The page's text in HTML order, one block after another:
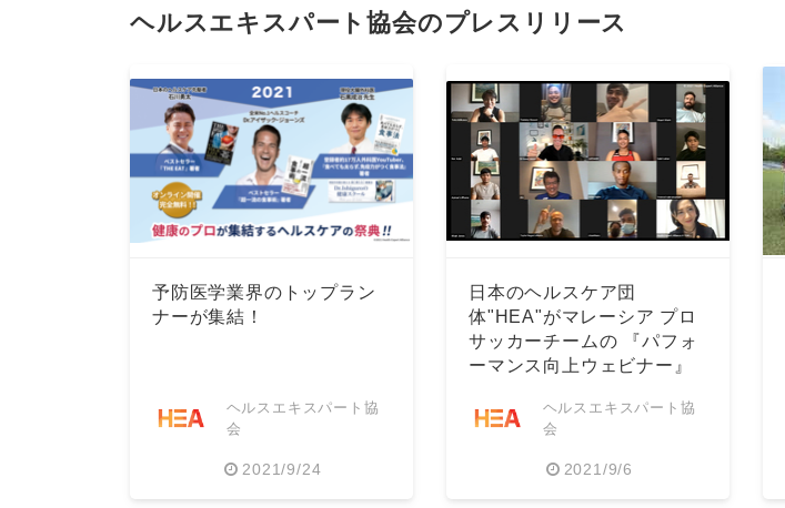
ヘルスエキスパート協会のプレスリリース
予防医学業界のトップラン
ナーが集結！
ヘルスエキスパート協
会
2021/9/24
日本のヘルスケア団
体"HEA"がマレーシア プロ
サッカーチームの 『パフォ
ーマンス向上ウェビナー』
ヘルスエキスパート協
会
2021/9/6